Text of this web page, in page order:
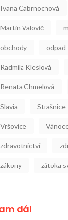
Ivana Cabrnochová
Martin Valovič
obchody odpad
Radmila Kleslová
Renata Chmelová
Slavia Strašnice
Vršovice
zdravotnictví
zákony zátoka
dál